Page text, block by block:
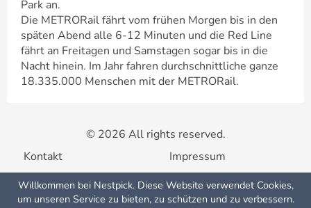
Park an.
Die METRORail fährt vom frühen Morgen bis in den
späten Abend alle 6-12 Minuten und die Red Line
fährt an Freitagen und Samstagen sogar bis in die
Nacht hinein. Im Jahr fahren durchschnittliche ganze
18.335.000 Menschen mit der METRORail.
Willkommen bei Nestpick. Diese Website verwendet Cookies,
um unseren Service zu bieten, zu schützen und zu verbessern.
© 2026 All rights reserved.
Kontakt
Impressum
Nutzungsbedingungen
Datenschutzerklärung